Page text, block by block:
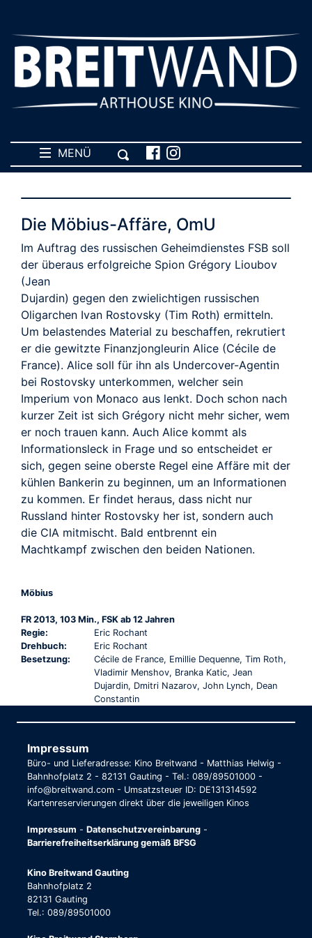
MENÜ
TRAILER
Die Möbius-Affäre, OmU
Im Auftrag des russischen Geheimdienstes FSB soll
der überaus erfolgreiche Spion Grégory Lioubov
(Jean
Dujardin) gegen den zwielichtigen russischen
Oligarchen Ivan Rostovsky (Tim Roth) ermitteln.
Um belastendes Material zu beschaffen, rekrutiert
er die gewitzte Finanzjongleurin Alice (Cécile de
France). Alice soll für ihn als Undercover-Agentin
bei Rostovsky unterkommen, welcher sein
Imperium von Monaco aus lenkt. Doch schon nach
kurzer Zeit ist sich Grégory nicht mehr sicher, wem
er noch trauen kann. Auch Alice kommt als
Informationsleck in Frage und so entscheidet er
sich, gegen seine oberste Regel eine Affäre mit der
kühlen Bankerin zu beginnen, um an Informationen
zu kommen. Er findet heraus, dass nicht nur
Russland hinter Rostovsky her ist, sondern auch
die CIA mitmischt. Bald entbrennt ein
Machtkampf zwischen den beiden Nationen.
Möbius
FR 2013, 103 Min., FSK ab 12 Jahren
Regie:
Eric Rochant
Drehbuch:
Eric Rochant
Besetzung:
Cécile de France, Emillie Dequenne, Tim Roth,
Vladimir Menshov, Branka Katic, Jean
Dujardin, Dmitri Nazarov, John Lynch, Dean
Constantin
Impressum
Büro- und Lieferadresse: Kino Breitwand - Matthias Helwig -
Bahnhofplatz 2 - 82131 Gauting - Tel.: 089/89501000 -
info@breitwand.com - Umsatzsteuer ID: DE131314592
Kartenreservierungen direkt über die jeweiligen Kinos
Impressum - Datenschutzvereinbarung -
Barrierefreiheitserklärung gemäß BFSG
Kino Breitwand Gauting
Bahnhofplatz 2
82131 Gauting
Tel.: 089/89501000